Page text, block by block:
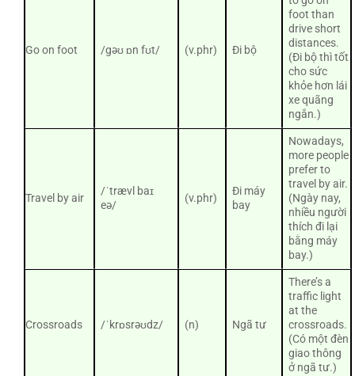
Go on foot /gəʊ ɒn fʊt/ (v.phr) Đi bộ
foot than
drive short
distances.
(Đi bộ thì tốt
cho sức
khỏe hơn lái
xe quãng
ngắn.)
Travel by air
/ˈtrævl baɪ
eə/
(v.phr)
Đi máy
bay
Nowadays,
more people
prefer to
travel by air.
(Ngày nay,
nhiều người
thích đi lại
bằng máy
bay.)
Crossroads /ˈkrɒsrəʊdz/ (n) Ngã tư
There’s a
traffic light
at the
crossroads.
(Có một đèn
giao thông
ở ngã tư.)